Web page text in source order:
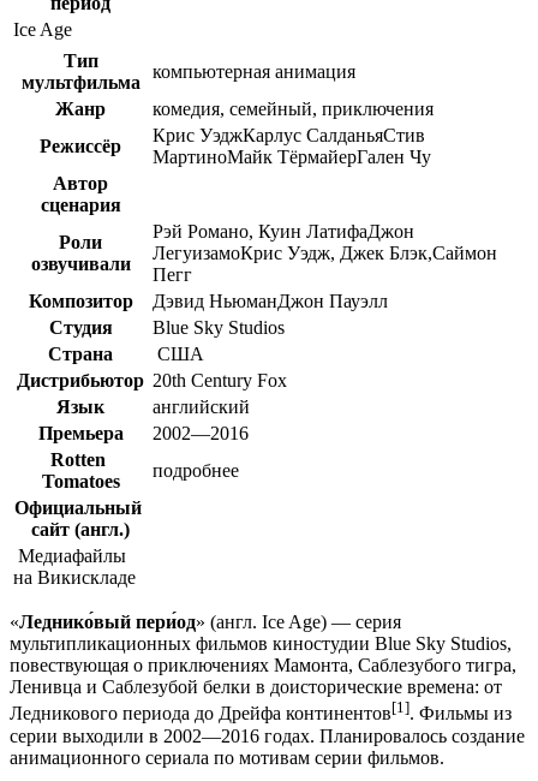
Ice Age
Тип
мультфильма
компьютерная анимация
Жанр
комедия, семейный, приключения
Режиссёр
Крис УэджКарлус СалданьяСтив
МартиноМайк ТёрмайерГален Чу
Автор
сценария
Роли
озвучивали
Рэй Романо, Куин ЛатифаДжон
ЛегуизамоКрис Уэдж, Джек Блэк,Саймон
Пегг
Композитор
Дэвид НьюманДжон Пауэлл
Студия
Blue Sky Studios
Страна
США
Дистрибьютор 20th Century Fox
Язык
английский
Премьера
2002—2016
Rotten
Tomatoes
подробнее
Официальный
сайт​ (англ.)
Медиафайлы
на Викискладе
«Леднико́вый пери́од» (англ. Ice Age) — серия
мультипликационных фильмов киностудии Blue Sky Studios,
повествующая о приключениях Мамонта, Саблезубого тигра,
Ленивца и Саблезубой белки в доисторические времена: от
Ледникового периода до Дрейфа континентов[1]. Фильмы из
серии выходили в 2002—2016 годах. Планировалось создание
анимационного сериала по мотивам серии фильмов.